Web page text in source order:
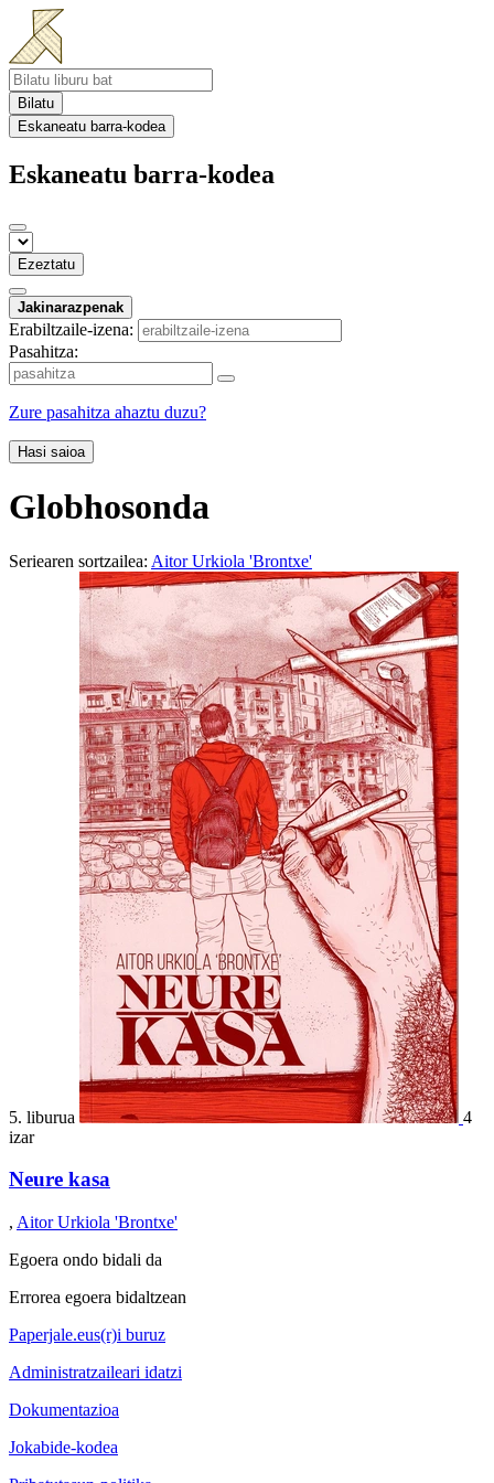
Bilatu
Eskaneatu barra-kodea
Eskaneatu barra-kodea
Ezeztatu
Jakinarazpenak
Erabiltzaile-izena:
Pasahitza:
Zure pasahitza ahaztu duzu?
Hasi saioa
Globhosonda
Seriearen sortzailea: Aitor Urkiola 'Brontxe'
5. liburua
4
izar
Neure kasa
, Aitor Urkiola 'Brontxe'
Egoera ondo bidali da
Errorea egoera bidaltzean
Paperjale.eus(r)i buruz
Administratzaileari idatzi
Dokumentazioa
Jokabide-kodea